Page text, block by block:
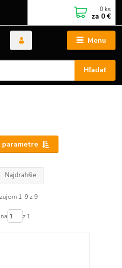
Menu
Hľadať
0 ks
za 0 €
parametre
Najdrahšie
1-9 z 9
z 1